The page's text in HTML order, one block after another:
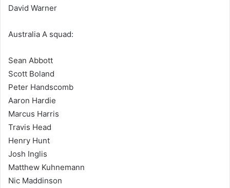
David Warner
Australia A squad:
Sean Abbott
Scott Boland
Peter Handscomb
Aaron Hardie
Marcus Harris
Travis Head
Henry Hunt
Josh Inglis
Matthew Kuhnemann
Nic Maddinson